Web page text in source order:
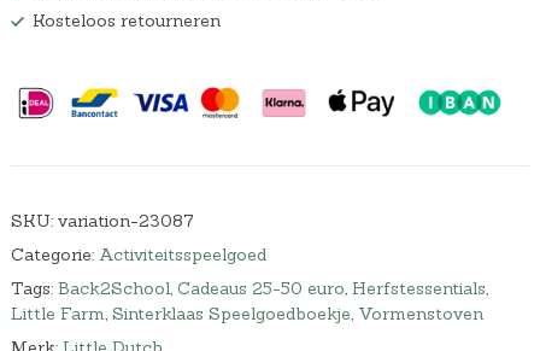
Kosteloos retourneren
SKU: variation-23087
Categorie: Activiteitsspeelgoed
Tags: Back2School, Cadeaus 25-50 euro, Herfstessentials,
Little Farm, Sinterklaas Speelgoedboekje, Vormenstoven